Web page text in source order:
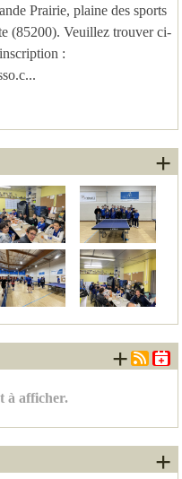
Prairie, plaine des sports
(85200). Veuillez trouver ci-
:
+
à afficher.
+
+